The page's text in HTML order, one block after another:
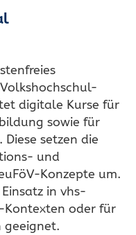
digitale Kurse für
sowie für
setzen die
und
Konzepte um.
in vhs-
Kontexten oder für
geeignet.